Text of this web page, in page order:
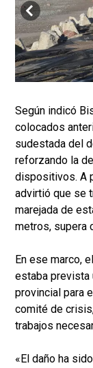
Según indicó
colocados
sudestada del
reforzando la
dispositivos. A
advirtió que se
marejada de
metros, supera
En ese marco,
estaba prevista
provincial para
comité de
trabajos
«El daño ha